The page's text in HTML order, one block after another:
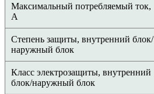
Максимальный потребляемый ток,
А
Степень защиты, внутренний блок/
наружный блок
Класс электрозащиты, внутренний
блок/наружный блок